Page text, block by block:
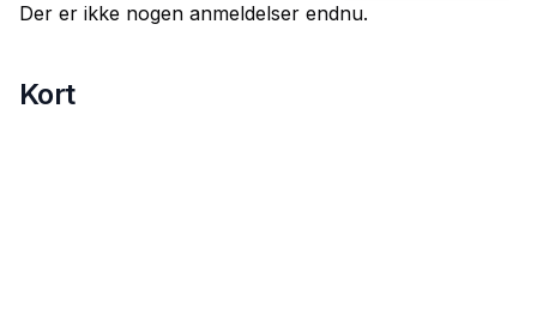
Der er ikke nogen anmeldelser endnu.
Kort